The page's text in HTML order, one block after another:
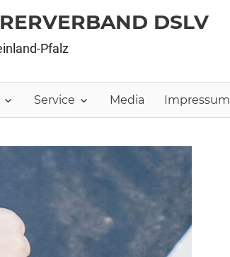
DSLV
Pfalz
Service Media Impressum